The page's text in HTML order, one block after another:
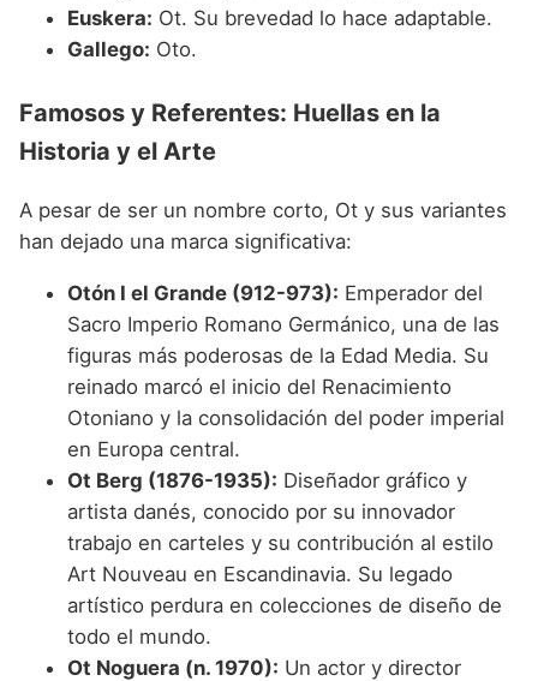
Euskera: Ot. Su brevedad lo hace adaptable.
Gallego: Oto.
Famosos y Referentes: Huellas en la
Historia y el Arte
A pesar de ser un nombre corto, Ot y sus variantes
han dejado una marca significativa:
Otón I el Grande (912-973): Emperador del
Sacro Imperio Romano Germánico, una de las
figuras más poderosas de la Edad Media. Su
reinado marcó el inicio del Renacimiento
Otoniano y la consolidación del poder imperial
en Europa central.
Ot Berg (1876-1935): Diseñador gráfico y
artista danés, conocido por su innovador
trabajo en carteles y su contribución al estilo
Art Nouveau en Escandinavia. Su legado
artístico perdura en colecciones de diseño de
todo el mundo.
Ot Noguera (n. 1970): Un actor y director